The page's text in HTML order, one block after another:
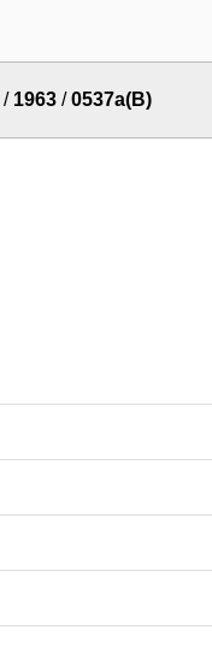
/ 1963 /0537a(B)